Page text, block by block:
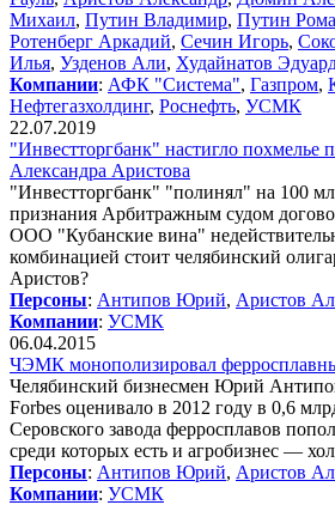
Михаил, Путин Владимир, Путин
Ротенберг Аркадий, Сечин Игорь,
Илья, Узденов Али, Худайнатов
Компании: АФК "Система", Газпром,
Нефтегазхолдинг, Роснефть, УСМК
22.07.2019
"Инвестторгбанк" настигло похмелье
Александра Аристова
"Инвестторгбанк" "полинял" на 100
признания Арбитражным судом
ООО "Кубанские вина"
комбинацией стоит челябинский
Аристов?
Персоны: Антипов Юрий, Аристов
Компании: УСМК
06.04.2015
ЧЭМК монополизировал
Челябинский бизнесмен Юрий
Forbes оценивало в 2012 году в 0,6
Серовского завода ферросплавов
среди которых есть и агробизнес —
Персоны: Антипов Юрий, Аристов
Компании: УСМК